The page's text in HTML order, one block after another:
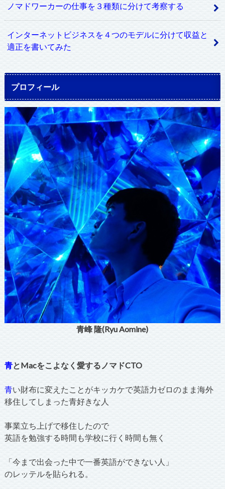
ノマドワーカーの仕事を３種類に分けて考察する
インターネットビジネスを４つのモデルに分けて収益と
適正を書いてみた
プロフィール
青峰 隆(Ryu Aomine)
青とMacをこよなく愛するノマドCTO
青い財布に変えたことがキッカケで英語力ゼロのまま海外
移住してしまった青好きな人
事業立ち上げで移住したので
英語を勉強する時間も学校に行く時間も無く
「今まで出会った中で一番英語ができない人」
のレッテルを貼られる。